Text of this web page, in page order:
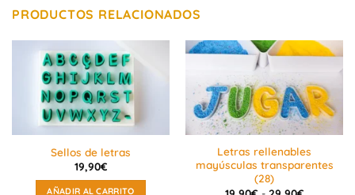
PRODUCTOS RELACIONADOS
Sellos de letras
19,90€
AÑADIR AL CARRITO
Letras rellenables
mayúsculas transparentes
(28)
Rango